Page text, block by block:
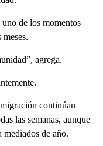
de los momentos
agrega.
continúan
las semanas, aunque
mediados de año.